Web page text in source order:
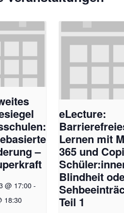
–
@ 17:00-
18:30
eLecture:
Lernen mit
365 und
Blindheit
Teil 1